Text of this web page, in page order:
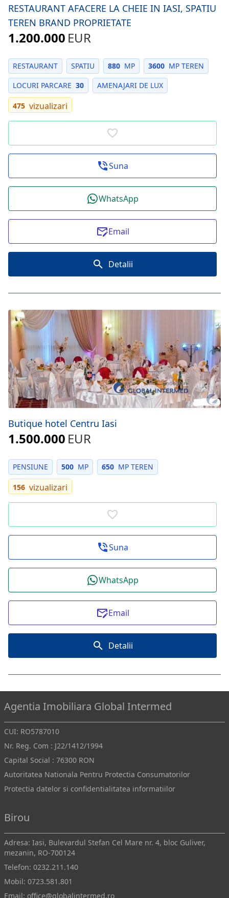
RESTAURANT AFACERE LA CHEIE IN IASI, SPATIU
TEREN BRAND PROPRIETATE
1.200.000 EUR
RESTAURANT SPATIU MP
880 MP TEREN
3600
LOCURI PARCARE 30 AMENAJARI DE LUX
vizualizari
475
Suna
WhatsApp
Email
Detalii
Butique hotel Centru Iasi
1.500.000 EUR
PENSIUNE MP
500 MP TEREN
650
vizualizari
156
Suna
WhatsApp
Email
Detalii
Agentia Imobiliara Global Intermed
CUI: RO5787010
Nr. Reg. Com : J22/1412/1994
Capital Social : 76300 RON
Autoritatea Nationala Pentru Protectia Consumatorilor
Protectia datelor si confidentialitatea informatiilor
Birou
Adresa: Iasi, Bulevardul Stefan Cel Mare nr. 4, bloc Guliver,
mezanin, RO-700124
Telefon: 0232.211.140
Mobil: 0723.581.801
Email: office@globalintermed.ro